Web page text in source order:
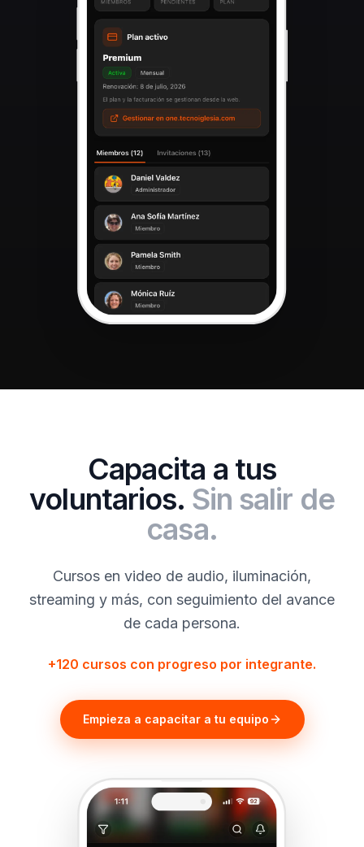
Capacita a tus
voluntarios. Sin salir de
casa.
Cursos en video de audio, iluminación,
streaming y más, con seguimiento del avance
de cada persona.
+120 cursos con progreso por integrante.
Empieza a capacitar a tu equipo